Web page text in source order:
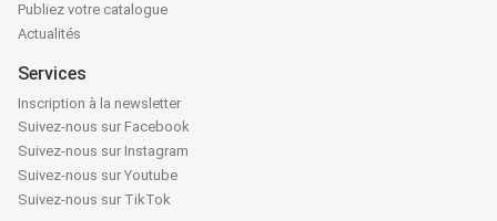
Publiez votre catalogue
Actualités
Services
Inscription à la newsletter
Suivez-nous sur Facebook
Suivez-nous sur Instagram
Suivez-nous sur Youtube
Suivez-nous sur TikTok